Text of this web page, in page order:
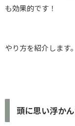
も効果的です！
やり方を紹介します。
頭に思い浮か